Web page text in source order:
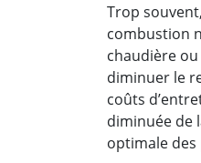
Trop
combustion
chaudière
diminuer le
coûts
diminuée de
optimale